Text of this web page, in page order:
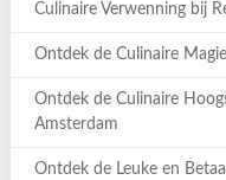
Culinaire Verwenning bij
Ontdek de Culinaire
Ontdek de Culinaire
Amsterdam
Ontdek de Leuke en